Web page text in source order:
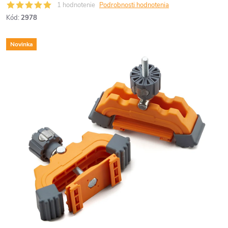
1 hodnotenie Podrobnosti hodnotenia
Kód: 2978
Novinka